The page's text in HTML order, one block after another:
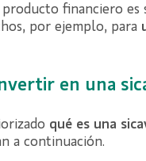
financiero es
por ejemplo, para
en una
qué es una
a continuación.